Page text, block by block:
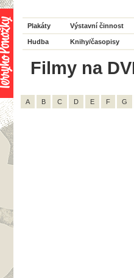
Plakáty Výstavní činnost
Hudba Knihy/časopisy
Filmy na
A B C D E F G